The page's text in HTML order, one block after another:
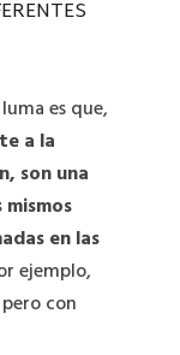
es que,
a la
son una
en las
ejemplo,
con